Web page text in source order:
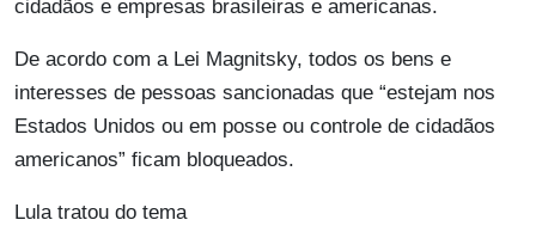
cidadãos e empresas brasileiras e americanas.
De acordo com a Lei Magnitsky, todos os bens e
interesses de pessoas sancionadas que “estejam nos
Estados Unidos ou em posse ou controle de cidadãos
americanos” ficam bloqueados.
Lula tratou do tema